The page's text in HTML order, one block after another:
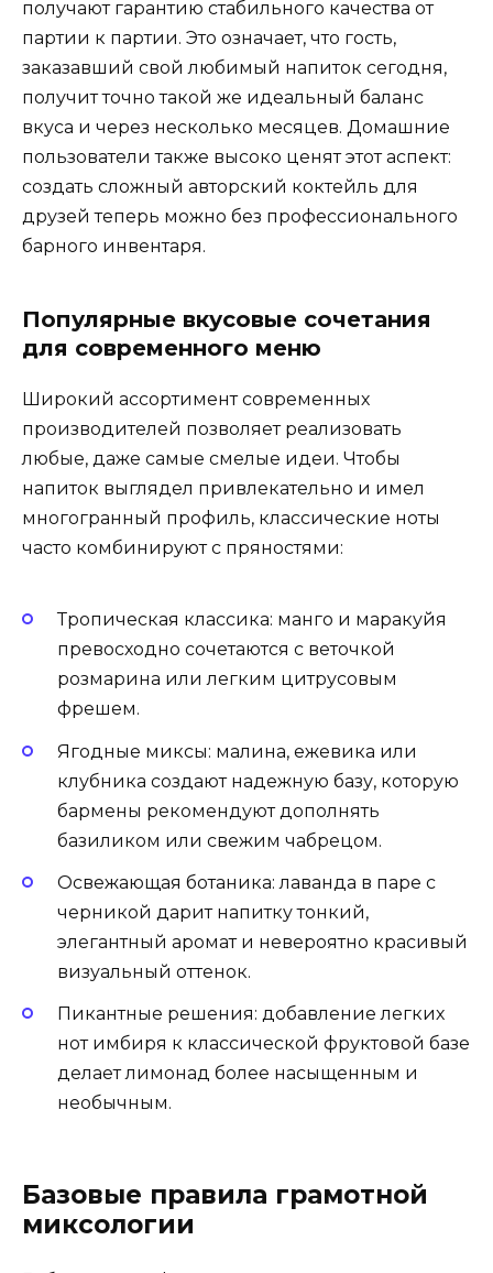
получают гарантию стабильного качества от
партии к партии. Это означает, что гость,
заказавший свой любимый напиток сегодня,
получит точно такой же идеальный баланс
вкуса и через несколько месяцев. Домашние
пользователи также высоко ценят этот аспект:
создать сложный авторский коктейль для
друзей теперь можно без профессионального
барного инвентаря.
Популярные вкусовые сочетания
для современного меню
Широкий ассортимент современных
производителей позволяет реализовать
любые, даже самые смелые идеи. Чтобы
напиток выглядел привлекательно и имел
многогранный профиль, классические ноты
часто комбинируют с пряностями:
Тропическая классика: манго и маракуйя
превосходно сочетаются с веточкой
розмарина или легким цитрусовым
фрешем.
Ягодные миксы: малина, ежевика или
клубника создают надежную базу, которую
бармены рекомендуют дополнять
базиликом или свежим чабрецом.
Освежающая ботаника: лаванда в паре с
черникой дарит напитку тонкий,
элегантный аромат и невероятно красивый
визуальный оттенок.
Пикантные решения: добавление легких
нот имбиря к классической фруктовой базе
делает лимонад более насыщенным и
необычным.
Базовые правила грамотной
миксологии